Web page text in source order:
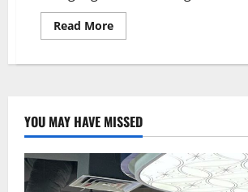
Read More
YOU MAY HAVE MISSED